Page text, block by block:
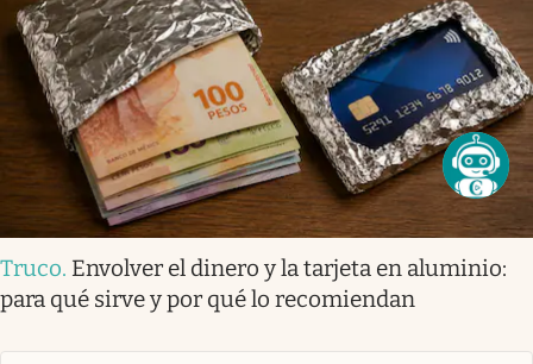
Truco. Envolver el dinero y la tarjeta en aluminio:
para qué sirve y por qué lo recomiendan